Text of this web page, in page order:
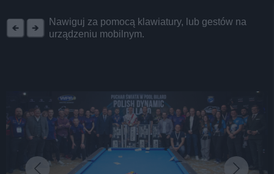
Nawiguj za pomocą klawiatury, lub gestów na
urządzeniu mobilnym.